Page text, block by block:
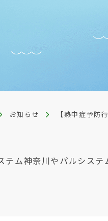
お知らせ 【熱中症予防
テム神奈川やパルシステ